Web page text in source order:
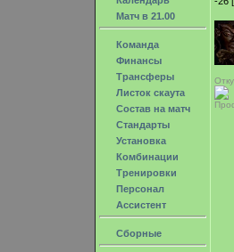
Матч в 21.00
Команда
Финансы
Трансферы
Листок скаута
Состав на матч
Стандарты
Установка
Комбинации
Тренировки
Персонал
Ассистент
Сборные